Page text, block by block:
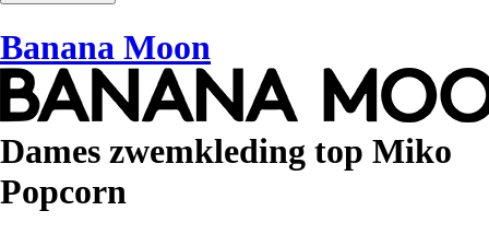
Banana Moon
Dames zwemkleding top Miko
Popcorn